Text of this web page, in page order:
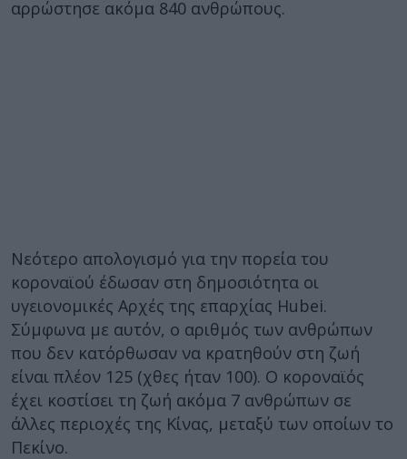
αρρώστησε ακόμα 840 ανθρώπους.
Νεότερο απολογισμό για την πορεία του
κοροναϊού έδωσαν στη δημοσιότητα oι
υγειονομικές Αρχές της επαρχίας Hubei.
Σύμφωνα με αυτόν, ο αριθμός των ανθρώπων
που δεν κατόρθωσαν να κρατηθούν στη ζωή
είναι πλέον 125 (χθες ήταν 100). Ο κοροναϊός
έχει κοστίσει τη ζωή ακόμα 7 ανθρώπων σε
άλλες περιοχές της Κίνας, μεταξύ των οποίων το
Πεκίνο.